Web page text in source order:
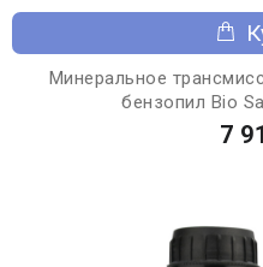
Минеральное
бензопил Bio
7